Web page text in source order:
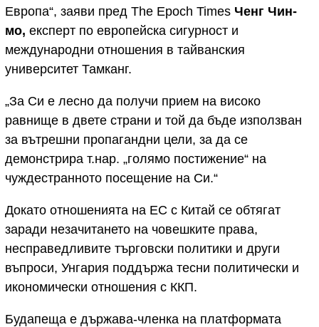
Европа“, заяви пред The Epoch Times Ченг Чин-
мо, експерт по европейска сигурност и
международни отношения в тайванския
университет Тамканг.
„За Си е лесно да получи прием на високо
равнище в двете страни и той да бъде използван
за вътрешни пропагандни цели, за да се
демонстрира т.нар. „голямо постижение“ на
чуждестранното посещение на Си.“
Докато отношенията на ЕС с Китай се обтягат
заради незачитането на човешките права,
несправедливите търговски политики и други
въпроси, Унгария поддържа тесни политически и
икономически отношения с ККП.
Будапеща е държава-членка на платформата